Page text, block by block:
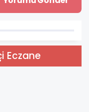
Eczane